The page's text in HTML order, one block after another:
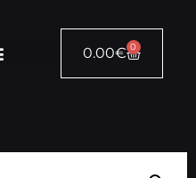
0.00€ 0